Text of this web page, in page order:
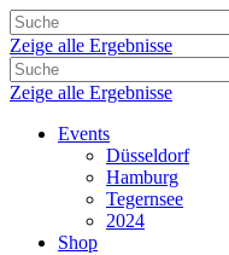
Zeige alle Ergebnisse
Zeige alle Ergebnisse
Events
Düsseldorf
Hamburg
Tegernsee
2024
Shop